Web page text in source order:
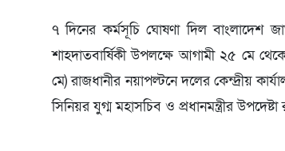
৭ দিনের কর্মসূচি ঘোষণা দিল বাংলাদেশ
শাহদাতবার্ষিকী উপলক্ষে আগামী ২৫ মে
মে) রাজধানীর নয়াপল্টনে দলের কেন্দ্রীয়
সিনিয়র যুগ্ম মহাসচিব ও প্রধানমন্ত্রীর